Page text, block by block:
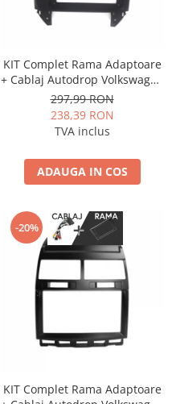
KIT Complet Rama Adaptoare
+ Cablaj Autodrop Volkswagen
Polo (2004-2010) pentru
Navigatie Multimedia Android
9 inch
297,99 RON
238,39 RON
TVA inclus
ADAUGA IN COS
-20%
KIT Complet Rama Adaptoare